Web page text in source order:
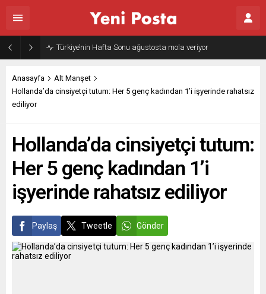
Türkiye’nin Hafta Sonu ağustosta mola veriyor
Anasayfa
Alt Manşet
Hollanda’da cinsiyetçi tutum: Her 5 genç kadından 1’i işyerinde rahatsız
ediliyor
Hollanda’da cinsiyetçi tutum:
Her 5 genç kadından 1’i
işyerinde rahatsız ediliyor
Paylaş Tweetle Gönder